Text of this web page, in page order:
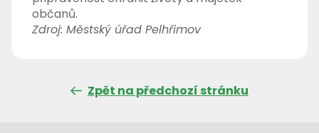
občanů.
Zdroj: Městský úřad Pelhřimov
Zpět na předchozí stránku